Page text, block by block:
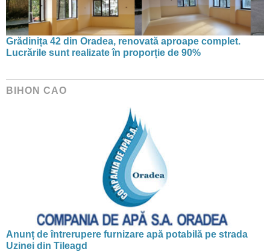
Grădinița 42 din Oradea, renovată aproape complet.
Lucrările sunt realizate în proporție de 90%
BIHON CAO
Anunț de întrerupere furnizare apă potabilă pe strada
Uzinei din Tileagd